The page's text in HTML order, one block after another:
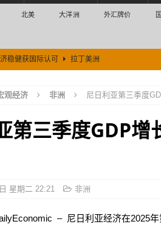
北美 大洋洲 外汇牌价
稳健获国际认可 拉丁美洲
观经济 非洲 尼日利亚第三季度
第三季度GDP增
星期二 22:21 非洲
– 尼日利亚经济在2025